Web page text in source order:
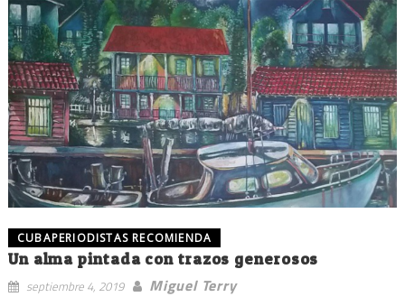
CUBAPERIODISTAS RECOMIENDA
Un alma pintada con trazos generosos
septiembre 4, 2019
Miguel Terry